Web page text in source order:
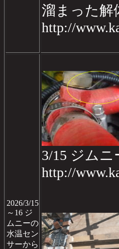
溜まった解
http://
2026/3/15
～16 ジ
ムニーの
水温セン
サーから
3/15 ジム
http://